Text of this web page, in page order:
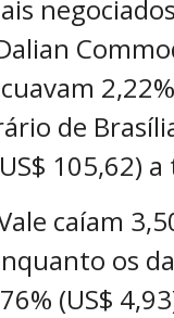
de
105,62)
caíam
os
(US$